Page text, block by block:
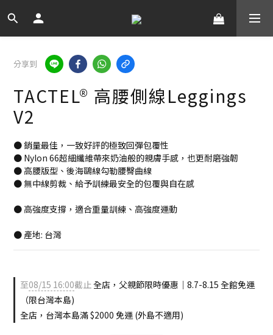
分享到
TACTEL® 高腰側線Leggings
V2
● 銷量最佳，一致好評的極致回彈包覆性
● Nylon 66超細纖維帶來奶油般的親膚手感，也更耐磨強韌
● 高腰版型、後海鷗線勾勒腰臀曲線
● 無中線剪裁、給予訓練最安全的包覆與自在感
● 高強度支撐，適合重量訓練、高強度運動
● 產地: 台灣
至08/15 16:00截止全店，父親節限時優惠｜8.7-8.15 全館免運
（限台灣本島)
全店，台灣本島滿 $2000 免運 (外島不適用)